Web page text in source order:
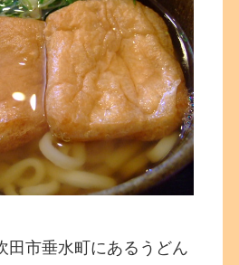
田市垂水町にあるうどん